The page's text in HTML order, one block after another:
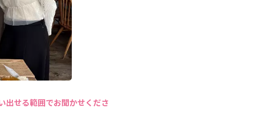
出せる範囲でお聞かせくださ